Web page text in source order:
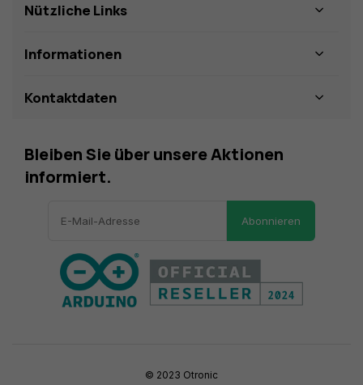
Nützliche Links
Informationen
Kontaktdaten
Bleiben Sie über unsere Aktionen
informiert.
Abonnieren
© 2023 Otronic